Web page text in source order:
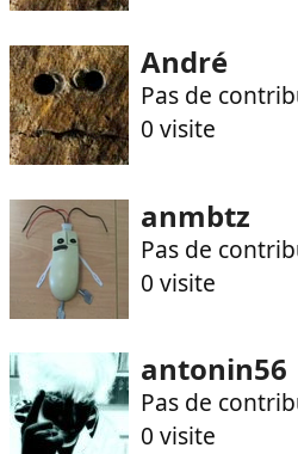
André
Pas de
0 visite
anmbtz
Pas de
0 visite
antonin56
Pas de
0 visite